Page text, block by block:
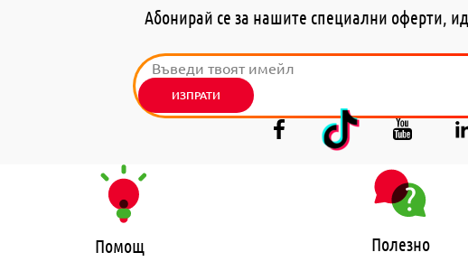
Абонирай се за нашите специални оферти,
ИЗПРАТИ
Помощ Полезно